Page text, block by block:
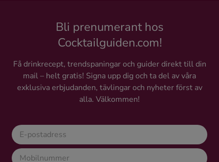
Bli prenumerant hos
Cocktailguiden.com!
Få drinkrecept, trendspaningar och guider direkt till din
mail – helt gratis! Signa upp dig och ta del av våra
exklusiva erbjudanden, tävlingar och nyheter först av
alla. Välkommen!